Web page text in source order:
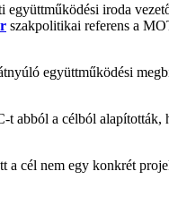
együttműködési iroda
szakpolitikai referens a
együttműködési
abból a célból alapították,
cél nem egy konkrét